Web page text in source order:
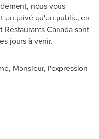
nous vous
en privé qu'en public, en
Restaurants Canada sont
jours à venir.
Monsieur, l'expression